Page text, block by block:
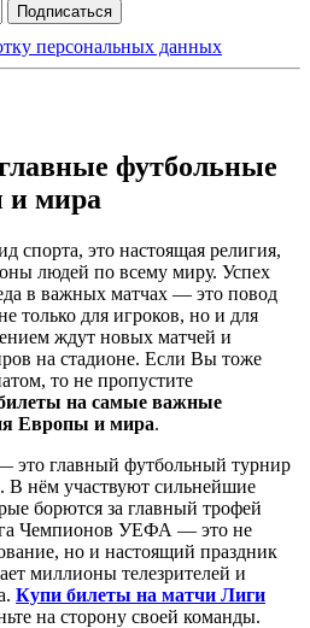
Подписаться
персональных данных
футбольные
и мира
спорта, это настоящая религия,
людей по всему миру. Успех
в важных матчах — это повод
только для игроков, но и для
ждут новых матчей и
на стадионе. Если Вы тоже
то не пропустите
на самые важные
Европы и мира.
это главный футбольный турнир
В нём участвуют сильнейшие
борются за главный трофей
Чемпионов УЕФА — это не
но и настоящий праздник
миллионы телезрителей и
Купи билеты на матчи Лиги
на сторону своей команды.